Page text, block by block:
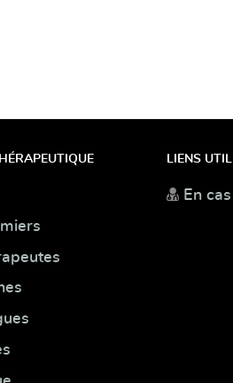
LIENS
En